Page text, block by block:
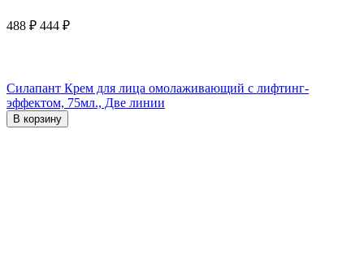
488 ₽ 444 ₽
Силапант Крем для лица омолаживающий с лифтинг-
эффектом, 75мл., Две линии
В корзину